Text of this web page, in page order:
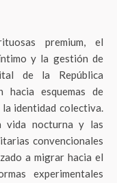
premium, el
y la gestión de
de la República
hacia esquemas de
identidad colectiva.
vida nocturna y las
convencionales
a migrar hacia el
experimentales